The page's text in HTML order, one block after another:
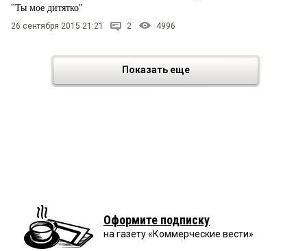
"Ты мое дитятко"
26 сентября 2015 21:21 2 4996
Показать еще
Оформите подписку
на газету «Коммерческие вести»